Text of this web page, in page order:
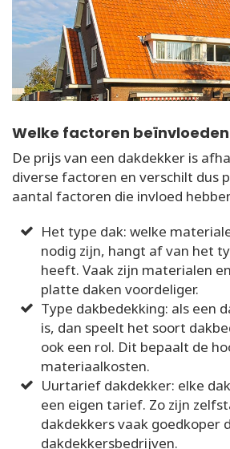
Welke factoren
De prijs van een dakdekker is
diverse factoren en verschilt dus
aantal factoren die invloed
Het type dak: welke
nodig zijn, hangt af van het
heeft. Vaak zijn materialen
platte daken voordeliger.
Type dakbedekking: als een
is, dan speelt het soort
ook een rol. Dit bepaalt de
materiaalkosten.
Uurtarief dakdekker: elke
een eigen tarief. Zo zijn
dakdekkers vaak goedkoper
dakdekkersbedrijven.